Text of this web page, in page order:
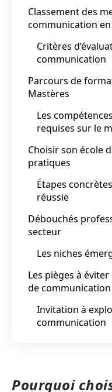
Classement des
communication en
Critères
communication
Parcours de
Mastères
Les
requises sur le
Choisir son école
pratiques
Étapes
réussie
Débouchés
secteur
Les niches
Les pièges à
de communication
Invitation à
communication
Pourquoi